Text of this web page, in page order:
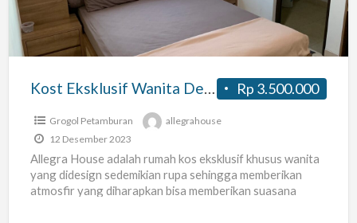
Untar
dan
Ukrida
Rp 3.500.000
Kost Eksklusif Wanita Dekat Untar dan Ukrida
Grogol Petamburan
allegrahouse
12 Desember 2023
Allegra House adalah rumah kos eksklusif khusus wanita
yang didesign sedemikian rupa sehingga memberikan
atmosfir yang diharapkan bisa memberikan suasana